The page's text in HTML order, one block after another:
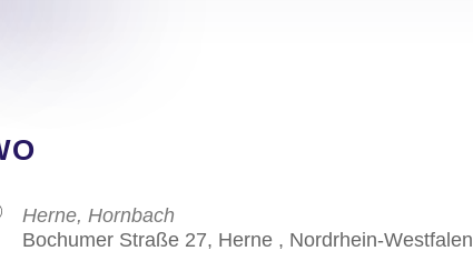
Herne, Hornbach
Bochumer Straße 27, Herne , Nordrhein-